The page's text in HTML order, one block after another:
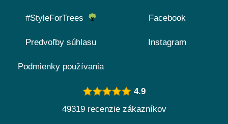
#StyleForTrees
Predvoľby súhlasu
Podmienky používania
Facebook
Instagram
4.9
49319 recenzie zákazníkov